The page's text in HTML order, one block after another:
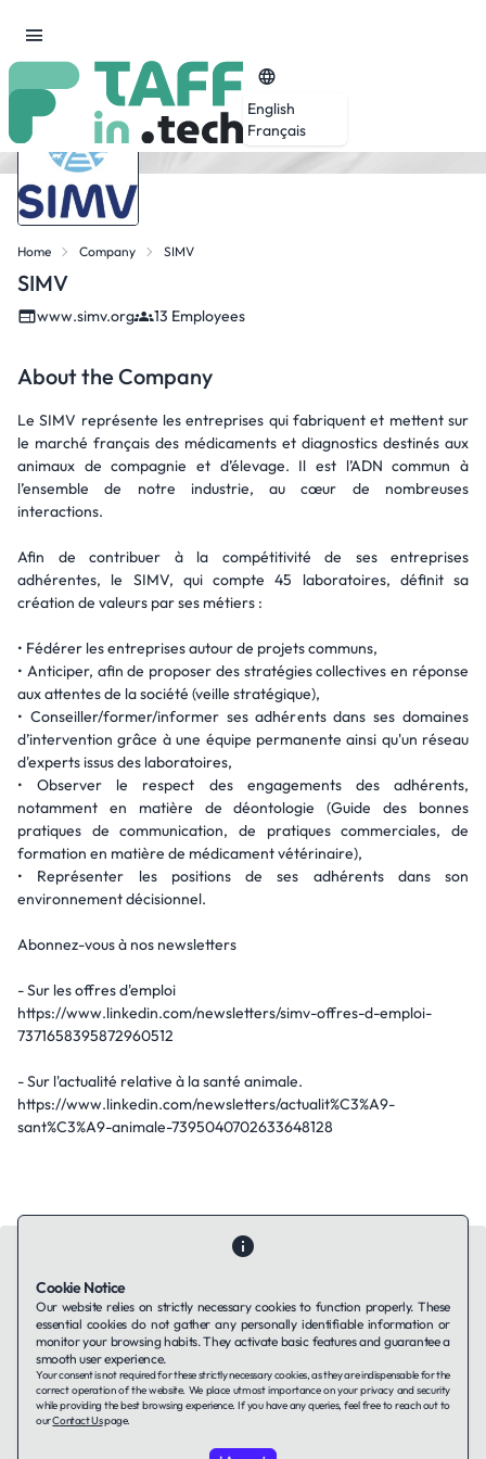
English
Français
Home Company SIMV
SIMV
www.simv.org 13 Employees
About the Company
Le SIMV représente les entreprises qui fabriquent et mettent sur
le marché français des médicaments et diagnostics destinés aux
animaux de compagnie et d’élevage. Il est l’ADN commun à
l’ensemble de notre industrie, au cœur de nombreuses
interactions.
Afin de contribuer à la compétitivité de ses entreprises
adhérentes, le SIMV, qui compte 45 laboratoires, définit sa
création de valeurs par ses métiers :
• Fédérer les entreprises autour de projets communs,
• Anticiper, afin de proposer des stratégies collectives en réponse
aux attentes de la société (veille stratégique),
• Conseiller/former/informer ses adhérents dans ses domaines
d’intervention grâce à une équipe permanente ainsi qu'un réseau
d'experts issus des laboratoires,
• Observer le respect des engagements des adhérents,
notamment en matière de déontologie (Guide des bonnes
pratiques de communication, de pratiques commerciales, de
formation en matière de médicament vétérinaire),
• Représenter les positions de ses adhérents dans son
environnement décisionnel.
Abonnez-vous à nos newsletters
- Sur les offres d'emploi
https://www.linkedin.com/newsletters/simv-offres-d-emploi-
7371658395872960512
- Sur l'actualité relative à la santé animale.
https://www.linkedin.com/newsletters/actualit%C3%A9-
sant%C3%A9-animale-7395040702633648128
Contact UsAbout UsCompanies using TAFFinPrivacy Policy
Terms of Service
LinkedIn
Cookie Notice
Our website relies on strictly necessary cookies to function properly. These
essential cookies do not gather any personally identifiable information or
monitor your browsing habits. They activate basic features and guarantee a
smooth user experience.
Your consent is not required for these strictly necessary cookies, as they are indispensable for the
correct operation of the website. We place utmost importance on your privacy and security
while providing the best browsing experience. If you have any queries, feel free to reach out to
ourContact Uspage.